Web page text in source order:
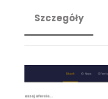
Szczegóły